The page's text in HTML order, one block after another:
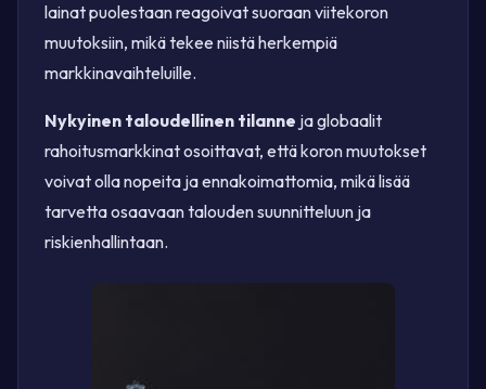
lainat puolestaan reagoivat suoraan viitekoron
muutoksiin, mikä tekee niistä herkempiä
markkinavaihteluille.
Nykyinen taloudellinen tilanne ja globaalit
rahoitusmarkkinat osoittavat, että koron muutokset
voivat olla nopeita ja ennakoimattomia, mikä lisää
tarvetta osaavaan talouden suunnitteluun ja
riskienhallintaan.